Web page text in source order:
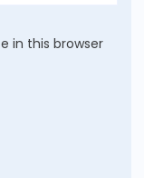
in this browser